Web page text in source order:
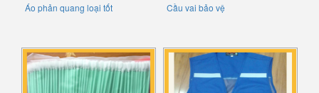
Áo phản quang loại tốt Cầu vai bảo vệ